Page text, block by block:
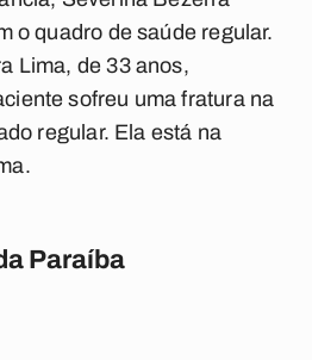
o quadro de saúde regular.
Lima, de 33 anos,
sofreu uma fratura na
regular. Ela está na
Paraíba